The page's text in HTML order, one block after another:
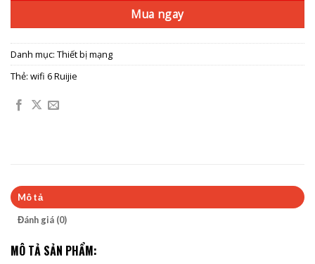
Mua ngay
Danh mục: Thiết bị mạng
Thẻ: wifi 6 Ruijie
Mô tả
Đánh giá (0)
MÔ TẢ SẢN PHẨM: